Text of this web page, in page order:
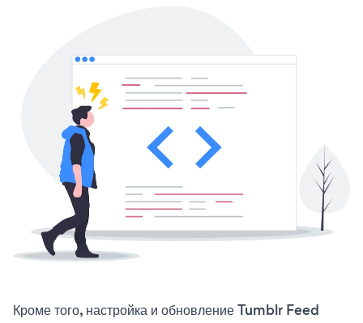
Кроме того, настройка и обновление Tumblr Feed